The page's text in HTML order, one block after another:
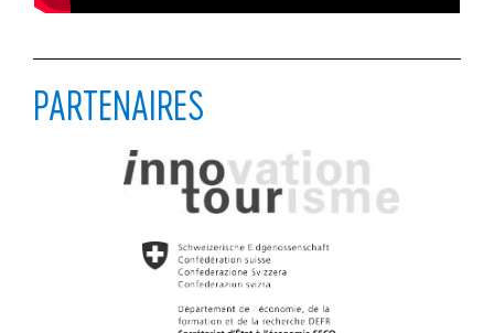
PARTENAIRES